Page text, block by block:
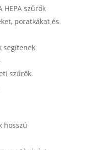
HEPA szűrők
poratkákat és
segítenek
szűrők
hosszú